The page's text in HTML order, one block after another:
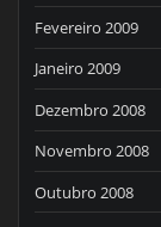
Fevereiro 2009
Janeiro 2009
Dezembro 2008
Novembro 2008
Outubro 2008